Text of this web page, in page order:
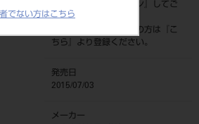
でない方はこちら
ログイン
』してご
覧ください。
ネット会員登録がまだの方は『
こ
ちら
』より登録ください。
発売日
2015/07/03
メーカー